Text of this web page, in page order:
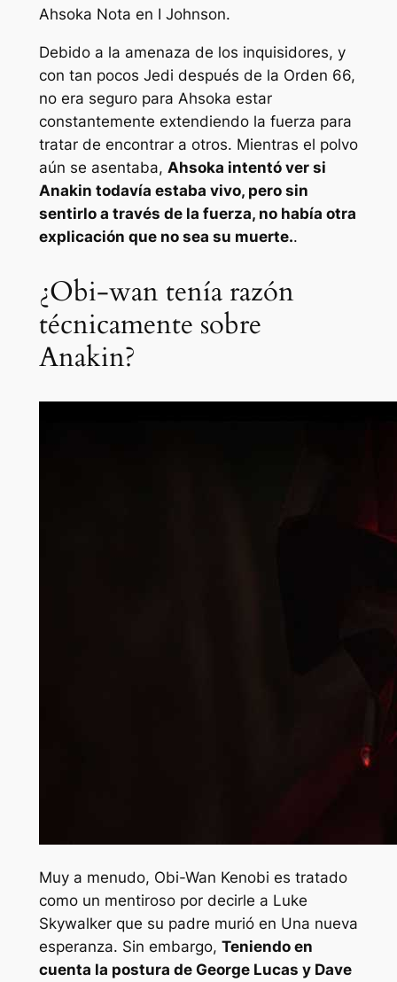
Ahsoka Nota en I Johnson.
Debido a la amenaza de los inquisidores, y
con tan pocos Jedi después de la Orden 66,
no era seguro para Ahsoka estar
constantemente extendiendo la fuerza para
tratar de encontrar a otros. Mientras el polvo
aún se asentaba, Ahsoka intentó ver si
Anakin todavía estaba vivo, pero sin
sentirlo a través de la fuerza, no había otra
explicación que no sea su muerte..
¿Obi-wan tenía razón
técnicamente sobre
Anakin?
Muy a menudo, Obi-Wan Kenobi es tratado
como un mentiroso por decirle a Luke
Skywalker que su padre murió en Una nueva
esperanza. Sin embargo, Teniendo en
cuenta la postura de George Lucas y Dave